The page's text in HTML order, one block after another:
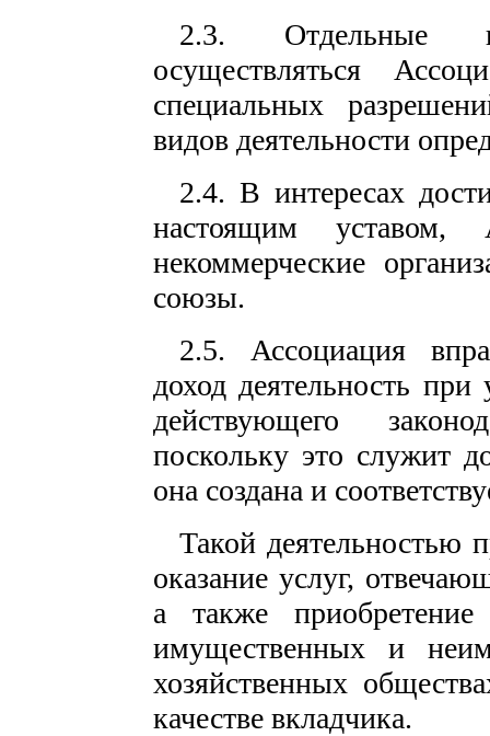
2.3. Отдельные
осуществляться
специальных
видов деятельности
2.4. В интересах
настоящим уставом,
некоммерческие
союзы.
2.5. Ассоциация
доход деятельность
действующего
поскольку это служит
она создана и
Такой деятельностью
оказание услуг,
а также
имущественных и
хозяйственных
качестве вкладчика.